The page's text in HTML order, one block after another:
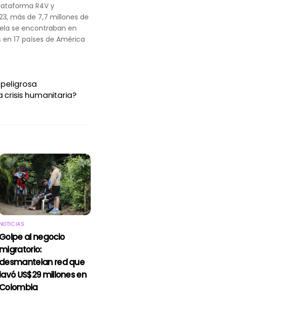
R4V y
más de 7,7 millones de
se encontraban en
17 países de América
crisis humanitaria?
NOTICIAS
Golpe al negocio
migratorio:
desmantelan red que
lavó US$29 millones en
Colombia